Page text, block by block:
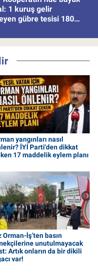
1 kuruş gelir
gübre tesisi 180
yangınları nasıl
İYİ Parti'den dikkat
17 maddelik eylem planı
Orman-İş’ten basın
unutulmayacak
Artık onların da bir dikili
var!